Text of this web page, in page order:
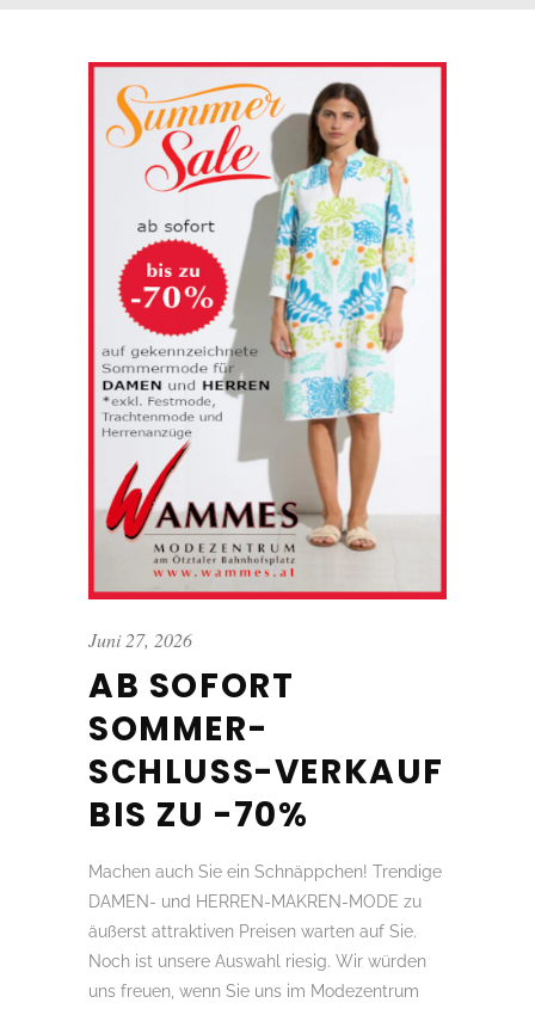
Juni 27, 2026
AB SOFORT
SOMMER-
SCHLUSS-VERKAUF
BIS ZU -70%
Machen auch Sie ein Schnäppchen! Trendige
DAMEN- und HERREN-MAKREN-MODE zu
äußerst attraktiven Preisen warten auf Sie.
Noch ist unsere Auswahl riesig. Wir würden
uns freuen, wenn Sie uns im Modezentrum